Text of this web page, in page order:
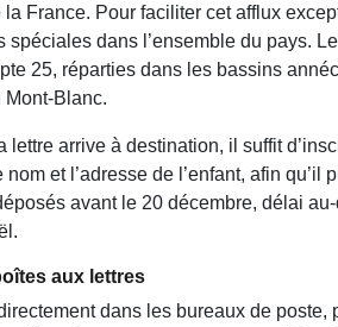
la France. Pour faciliter cet afflux
spéciales dans l’ensemble du pays.
25, réparties dans les bassins
Mont-Blanc.
lettre arrive à destination, il suffit
et l’adresse de l’enfant, afin
avant le 20 décembre, délai
aux lettres
dans les bureaux de